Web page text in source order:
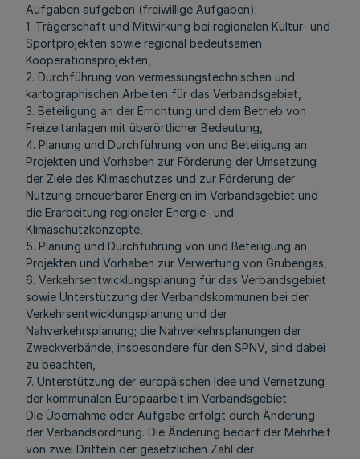
Aufgaben aufgeben (freiwillige Aufgaben):
1. Trägerschaft und Mitwirkung bei regionalen Kultur- und
Sportprojekten sowie regional bedeutsamen
Kooperationsprojekten,
2. Durchführung von vermessungstechnischen und
kartographischen Arbeiten für das Verbandsgebiet,
3. Beteiligung an der Errichtung und dem Betrieb von
Freizeitanlagen mit überörtlicher Bedeutung,
4. Planung und Durchführung von und Beteiligung an
Projekten und Vorhaben zur Förderung der Umsetzung
der Ziele des Klimaschutzes und zur Förderung der
Nutzung erneuerbarer Energien im Verbandsgebiet und
die Erarbeitung regionaler Energie- und
Klimaschutzkonzepte,
5. Planung und Durchführung von und Beteiligung an
Projekten und Vorhaben zur Verwertung von Grubengas,
6. Verkehrsentwicklungsplanung für das Verbandsgebiet
sowie Unterstützung der Verbandskommunen bei der
Verkehrsentwicklungsplanung und der
Nahverkehrsplanung; die Nahverkehrsplanungen der
Zweckverbände, insbesondere für den SPNV, sind dabei
zu beachten,
7. Unterstützung der europäischen Idee und Vernetzung
der kommunalen Europaarbeit im Verbandsgebiet.
Die Übernahme oder Aufgabe erfolgt durch Änderung
der Verbandsordnung. Die Änderung bedarf der Mehrheit
von zwei Dritteln der gesetzlichen Zahl der